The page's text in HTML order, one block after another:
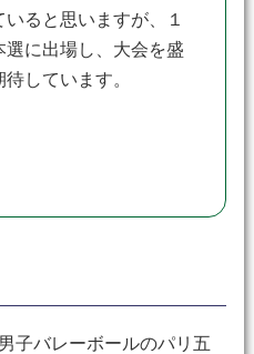
ると思いますが、１
に出場し、大会を盛
しています。
子バレーボールのパリ五